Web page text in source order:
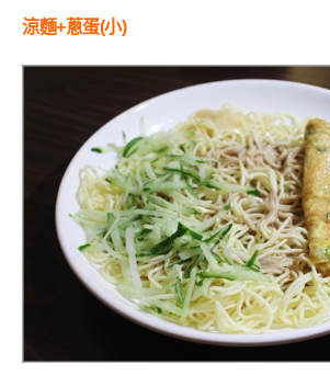
涼麵+蔥蛋(小)